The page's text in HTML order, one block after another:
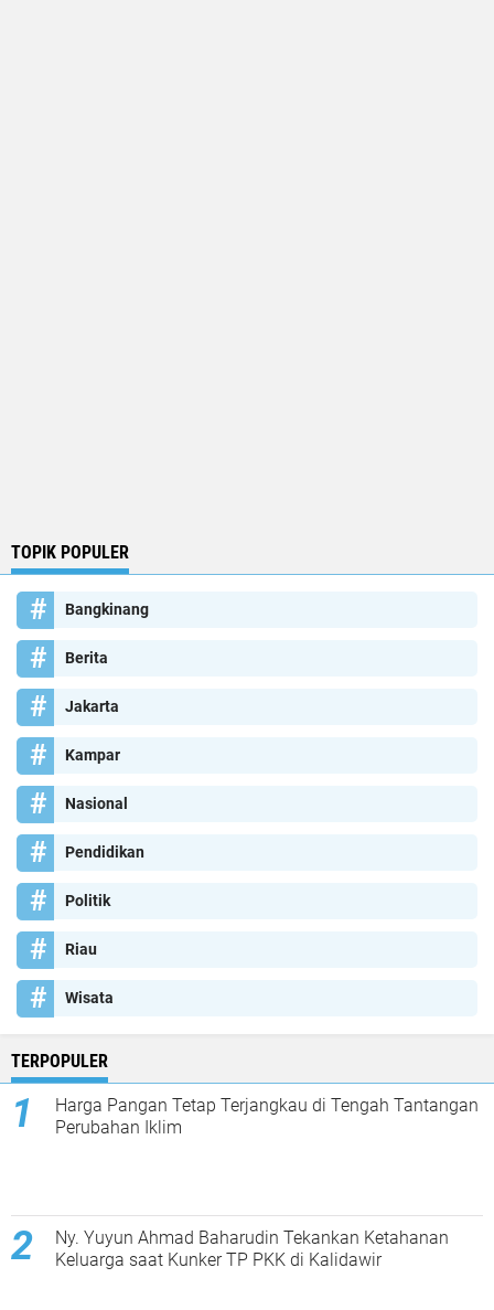
TOPIK POPULER
Bangkinang
Berita
Jakarta
Kampar
Nasional
Pendidikan
Politik
Riau
Wisata
TERPOPULER
Harga Pangan Tetap Terjangkau di Tengah Tantangan
Perubahan Iklim
Ny. Yuyun Ahmad Baharudin Tekankan Ketahanan
Keluarga saat Kunker TP PKK di Kalidawir